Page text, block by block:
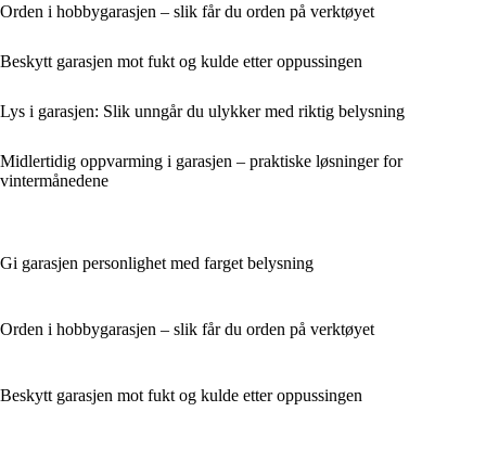
Orden i hobbygarasjen – slik får du orden på verktøyet
Beskytt garasjen mot fukt og kulde etter oppussingen
Lys i garasjen: Slik unngår du ulykker med riktig belysning
Midlertidig oppvarming i garasjen – praktiske løsninger for
vintermånedene
Gi garasjen personlighet med farget belysning
Orden i hobbygarasjen – slik får du orden på verktøyet
Beskytt garasjen mot fukt og kulde etter oppussingen